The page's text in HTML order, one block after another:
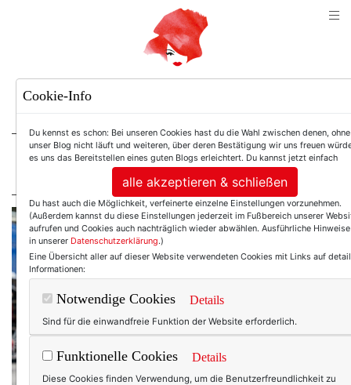
For Women. Not Girls.
Cookie-Info
Du kennst es schon: Bei unseren Cookies hast du die Wahl zwischen denen,
unser Blog nicht läuft und weiteren, über deren Bestätigung wir uns freuen
es uns das Bereitstellen eines guten Blogs erleichtert. Du kannst jetzt einfach
alle akzeptieren & schließen
Du hast auch die Möglichkeit, verfeinerte einzelne Einstellungen vorzunehmen.
(Außerdem kannst du diese Einstellungen jederzeit im Fußbereich unserer
aufrufen und Cookies auch nachträglich wieder abwählen. Ausführliche
in unserer Datenschutzerklärung.)
Eine Übersicht aller auf dieser Website verwendeten Cookies mit Links auf
Informationen:
Notwendige Cookies Details
Sind für die einwandfreie Funktion der Website erforderlich.
Funktionelle Cookies Details
Diese Cookies finden Verwendung, um die Benutzerfreundlichkeit zu